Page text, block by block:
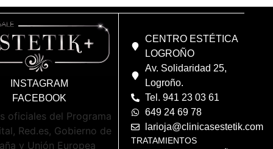
INSTAGRAM
FACEBOOK
CENTRO ESTÉTICA
LOGROÑO
Av. Solidaridad 25,
Logroño.
Tel. 941 23 03 61
649 24 69 78
larioja@clinicasestetik.com
TRATAMIENTOS